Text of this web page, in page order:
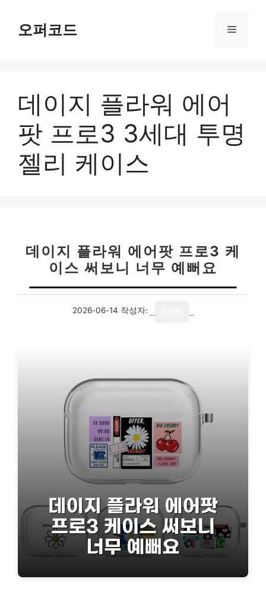
오퍼코드 메
데이지 플라워 에어
팟 프로3 3세대 투명
젤리 케이스
데이지 플라워 에어팟 프로3 케
이스 써보니 너무 예뻐요
2026-06-14 작성자: